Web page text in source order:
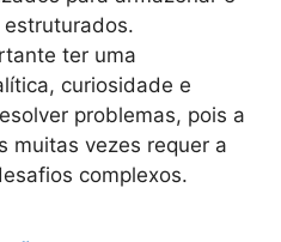
ter uma
curiosidade e
problemas, pois a
muitas vezes requer a
complexos.